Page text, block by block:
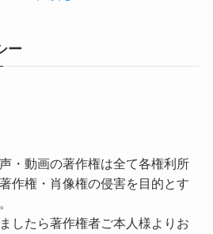
ー
・動画の著作権は全て各権利所
作権・肖像権の侵害を目的とす
したら著作権者ご本人様よりお